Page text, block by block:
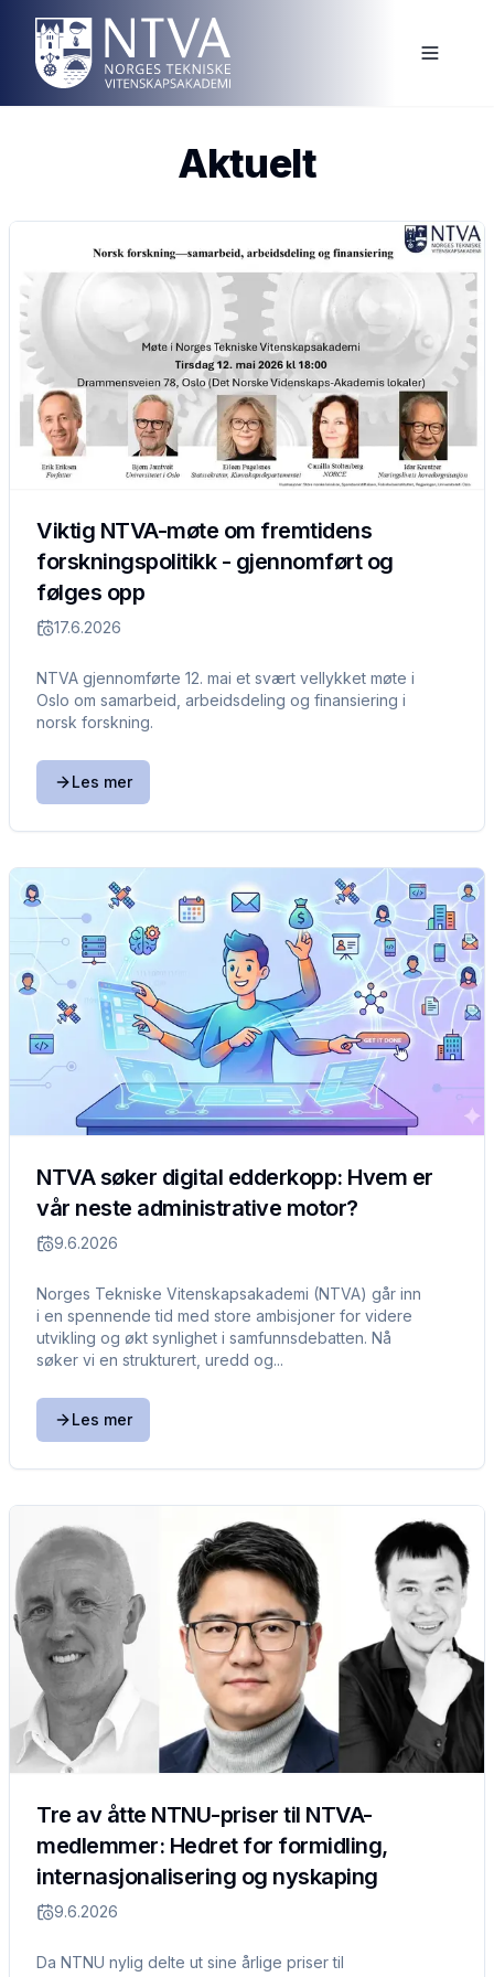
Aktuelt
Viktig NTVA-møte om fremtidens
forskningspolitikk - gjennomført og
følges opp
17.6.2026
NTVA gjennomførte 12. mai et svært vellykket møte i
Oslo om samarbeid, arbeidsdeling og finansiering i
norsk forskning.
Les mer
NTVA søker digital edderkopp: Hvem er
vår neste administrative motor?
9.6.2026
Norges Tekniske Vitenskapsakademi (NTVA) går inn
i en spennende tid med store ambisjoner for videre
utvikling og økt synlighet i samfunnsdebatten. Nå
søker vi en strukturert, uredd og...
Les mer
Tre av åtte NTNU-priser til NTVA-
medlemmer: Hedret for formidling,
internasjonalisering og nyskaping
9.6.2026
Da NTNU nylig delte ut sine årlige priser til